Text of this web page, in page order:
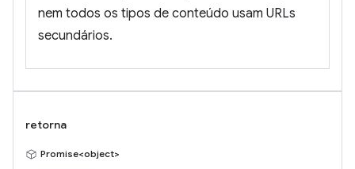
nem todos os tipos de conteúdo usam URLs
secundários.
retorna
Promise<object>